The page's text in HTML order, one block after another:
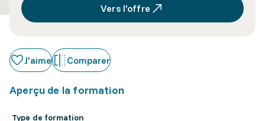
Vers l’offre
J'aime Comparer
Aperçu de la formation
Type de formation